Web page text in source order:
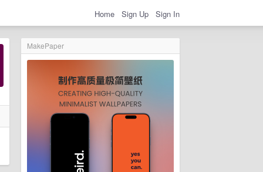
Home Sign Up Sign In
MakePaper